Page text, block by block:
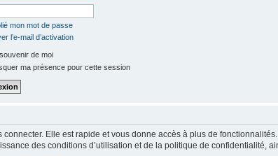
mon mot de passe
l’e-mail d’activation
de moi
ma présence pour cette session
connecter. Elle est rapide et vous donne accès à plus de
des conditions d’utilisation et de la politique de confidentialité,